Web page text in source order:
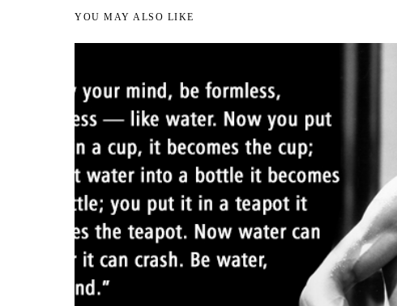
YOU MAY ALSO LIKE